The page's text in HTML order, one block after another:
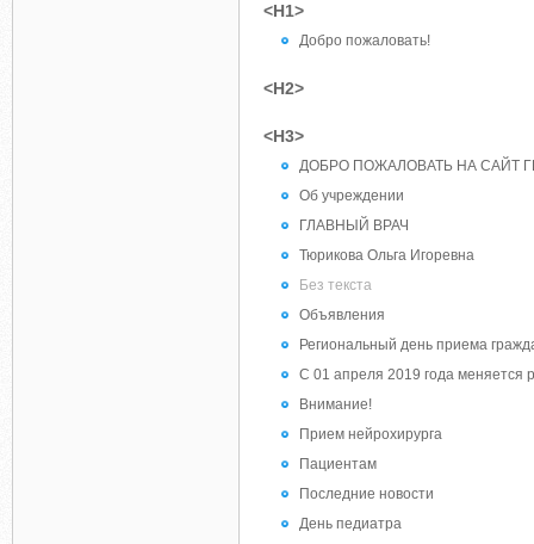
<H1>
Добро пожаловать!
<H2>
<H3>
ДОБРО ПОЖАЛОВАТЬ НА САЙТ
Об учреждении
ГЛАВНЫЙ ВРАЧ
Тюрикова Ольга Игоревна
Без текста
Объявления
Региональный день приема
С 01 апреля 2019 года меняется
Внимание!
Прием нейрохирурга
Пациентам
Последние новости
День педиатра